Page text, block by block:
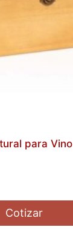
para Vino
Cotizar